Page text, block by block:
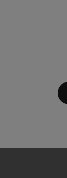
stylinglooks of
hold
de dag
water
verpakking